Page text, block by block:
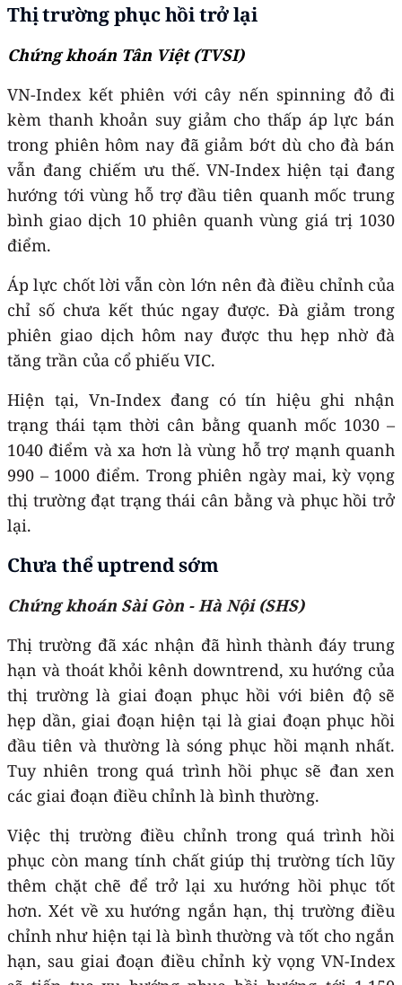
Thị trường phục hồi trở lại
Chứng khoán Tân Việt (TVSI)
VN-Index kết phiên với cây nến spinning đỏ đi
kèm thanh khoản suy giảm cho thấp áp lực bán
trong phiên hôm nay đã giảm bớt dù cho đà bán
vẫn đang chiếm ưu thế. VN-Index hiện tại đang
hướng tới vùng hỗ trợ đầu tiên quanh mốc trung
bình giao dịch 10 phiên quanh vùng giá trị 1030
điểm.
Áp lực chốt lời vẫn còn lớn nên đà điều chỉnh của
chỉ số chưa kết thúc ngay được. Đà giảm trong
phiên giao dịch hôm nay được thu hẹp nhờ đà
tăng trần của cổ phiếu VIC.
Hiện tại, Vn-Index đang có tín hiệu ghi nhận
trạng thái tạm thời cân bằng quanh mốc 1030 –
1040 điểm và xa hơn là vùng hỗ trợ mạnh quanh
990 – 1000 điểm. Trong phiên ngày mai, kỳ vọng
thị trường đạt trạng thái cân bằng và phục hồi trở
lại.
Chưa thể uptrend sớm
Chứng khoán Sài Gòn - Hà Nội (SHS)
Thị trường đã xác nhận đã hình thành đáy trung
hạn và thoát khỏi kênh downtrend, xu hướng của
thị trường là giai đoạn phục hồi với biên độ sẽ
hẹp dần, giai đoạn hiện tại là giai đoạn phục hồi
đầu tiên và thường là sóng phục hồi mạnh nhất.
Tuy nhiên trong quá trình hồi phục sẽ đan xen
các giai đoạn điều chỉnh là bình thường.
Việc thị trường điều chỉnh trong quá trình hồi
phục còn mang tính chất giúp thị trường tích lũy
thêm chặt chẽ để trở lại xu hướng hồi phục tốt
hơn. Xét về xu hướng ngắn hạn, thị trường điều
chỉnh như hiện tại là bình thường và tốt cho ngắn
hạn, sau giai đoạn điều chỉnh kỳ vọng VN-Index